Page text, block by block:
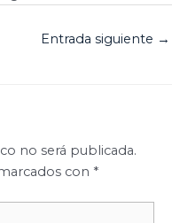
Entrada siguiente →
no será publicada.
con *